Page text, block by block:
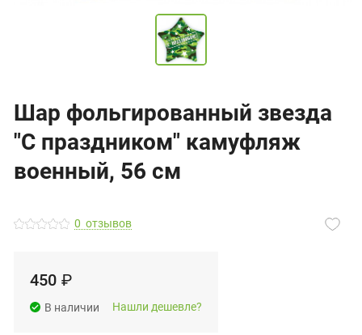
Шар фольгированный звезда
"С праздником" камуфляж
военный, 56 см
0 отзывов
450 ₽
В наличии Нашли дешевле?